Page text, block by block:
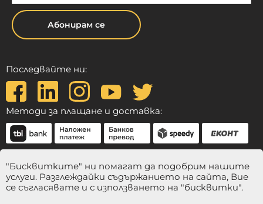
Абонирам се
Последвайте ни:
Методи за плащане и доставка:
"Бисквитките" ни помагат да подобрим нашите
услуги. Разглеждайки съдържанието на сайта, Вие
се съгласявате и с използването на "бисквитки".